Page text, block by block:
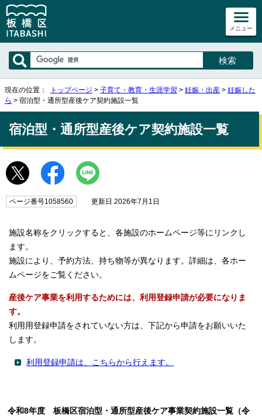
メニュー
現在の位置： トップページ > 子育て・教育・生涯学習 > 妊娠・出産 > 妊娠した
ら > 宿泊型・通所型産後ケア契約施設一覧
宿泊型・通所型産後ケア契約施設一覧
ページ番号1058560 更新日 2026年7月1日
施設名称をクリックすると、各施設のホームページ等にリンクし
ます。
施設により、予約方法、持ち物等が異なります。詳細は、各ホー
ムページをご覧ください。
産後ケア事業を利用するためには、利用登録申請が必要になりま
す。
利用用登録申請をされていない方は、下記から申請をお願いいた
します。
利用登録申請は、こちらから行えます。
令和8年度 板橋区宿泊型・通所型産後ケア事業契約施設一覧（令